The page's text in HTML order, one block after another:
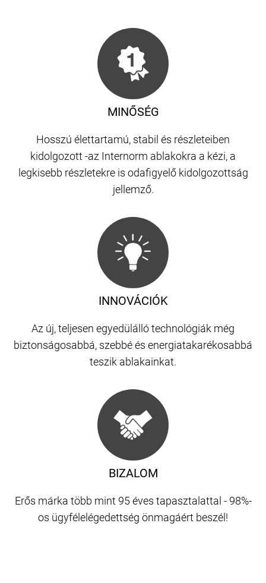
MINŐSÉG
Hosszú élettartamú, stabil és részleteiben
kidolgozott -az Internorm ablakokra a kézi, a
legkisebb részletekre is odafigyelő kidolgozottság
jellemző.
BIZALOM
Erős márka több mint 95 éves tapasztalattal - 98%-
os ügyfélelégedettség önmagáért beszél!
INNOVÁCIÓK
Az új, teljesen egyedülálló technológiák még
biztonságosabbá, szebbé és energiatakarékosabbá
teszik ablakainkat.